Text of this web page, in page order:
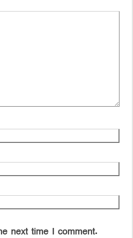
next time I comment.